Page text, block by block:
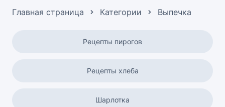
Главная страница Категории Выпечка
Рецепты пирогов
Рецепты хлеба
Шарлотка